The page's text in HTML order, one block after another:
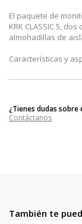
El paquete de
KRK CLASSIC 5,
almohadillas de
Características y
¿Tienes dudas
Contáctanos
También te